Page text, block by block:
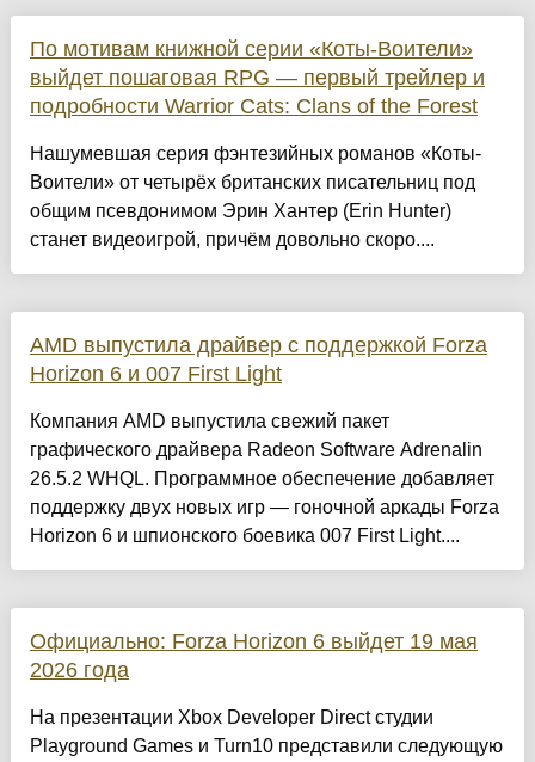
По мотивам книжной серии «Коты-Воители»
выйдет пошаговая RPG — первый трейлер и
подробности Warrior Cats: Clans of the Forest
Нашумевшая серия фэнтезийных романов «Коты-
Воители» от четырёх британских писательниц под
общим псевдонимом Эрин Хантер (Erin Hunter)
станет видеоигрой, причём довольно скоро....
AMD выпустила драйвер с поддержкой Forza
Horizon 6 и 007 First Light
Компания AMD выпустила свежий пакет
графического драйвера Radeon Software Adrenalin
26.5.2 WHQL. Программное обеспечение добавляет
поддержку двух новых игр — гоночной аркады Forza
Horizon 6 и шпионского боевика 007 First Light....
Официально: Forza Horizon 6 выйдет 19 мая
2026 года
На презентации Xbox Developer Direct студии
Playground Games и Turn10 представили следующую